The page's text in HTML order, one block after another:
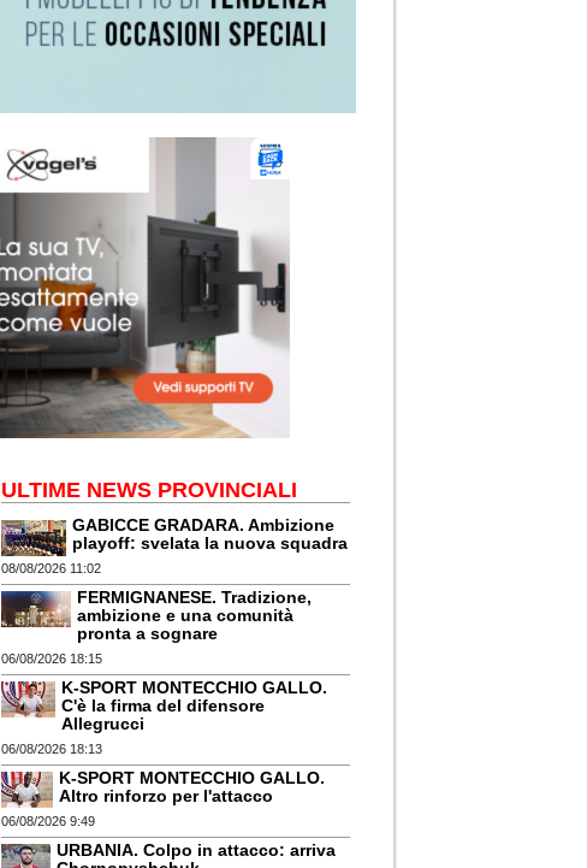
ULTIME NEWS PROVINCIALI
GABICCE GRADARA. Ambizione
playoff: svelata la nuova squadra
08/08/2026 11:02
FERMIGNANESE. Tradizione,
ambizione e una comunità
pronta a sognare
06/08/2026 18:15
K-SPORT MONTECCHIO GALLO.
C'è la firma del difensore
Allegrucci
06/08/2026 18:13
K-SPORT MONTECCHIO GALLO.
Altro rinforzo per l'attacco
06/08/2026 9:49
URBANIA. Colpo in attacco: arriva